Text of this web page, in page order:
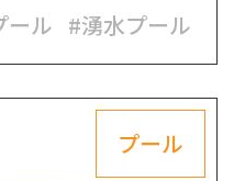
ール #湧水プール
プール